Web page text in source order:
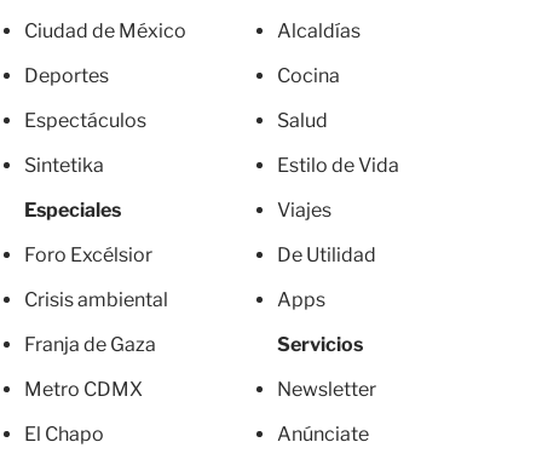
Ciudad de México
Deportes
Espectáculos
Sintetika
Especiales
Foro Excélsior
Crisis ambiental
Franja de Gaza
Metro CDMX
El Chapo
Alcaldías
Cocina
Salud
Estilo de Vida
Viajes
De Utilidad
Apps
Servicios
Newsletter
Anúnciate